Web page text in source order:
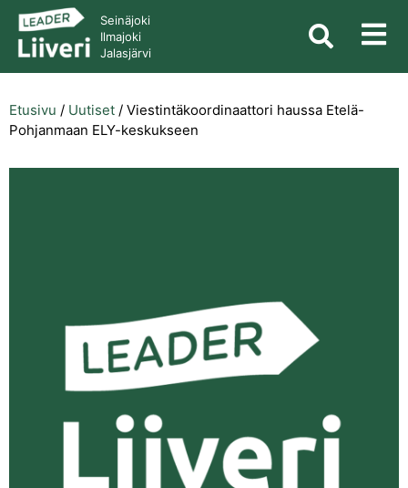
Seinäjoki
Ilmajoki
Jalasjärvi
Etusivu / Uutiset / Viestintäkoordinaattori haussa Etelä-
Pohjanmaan ELY-keskukseen